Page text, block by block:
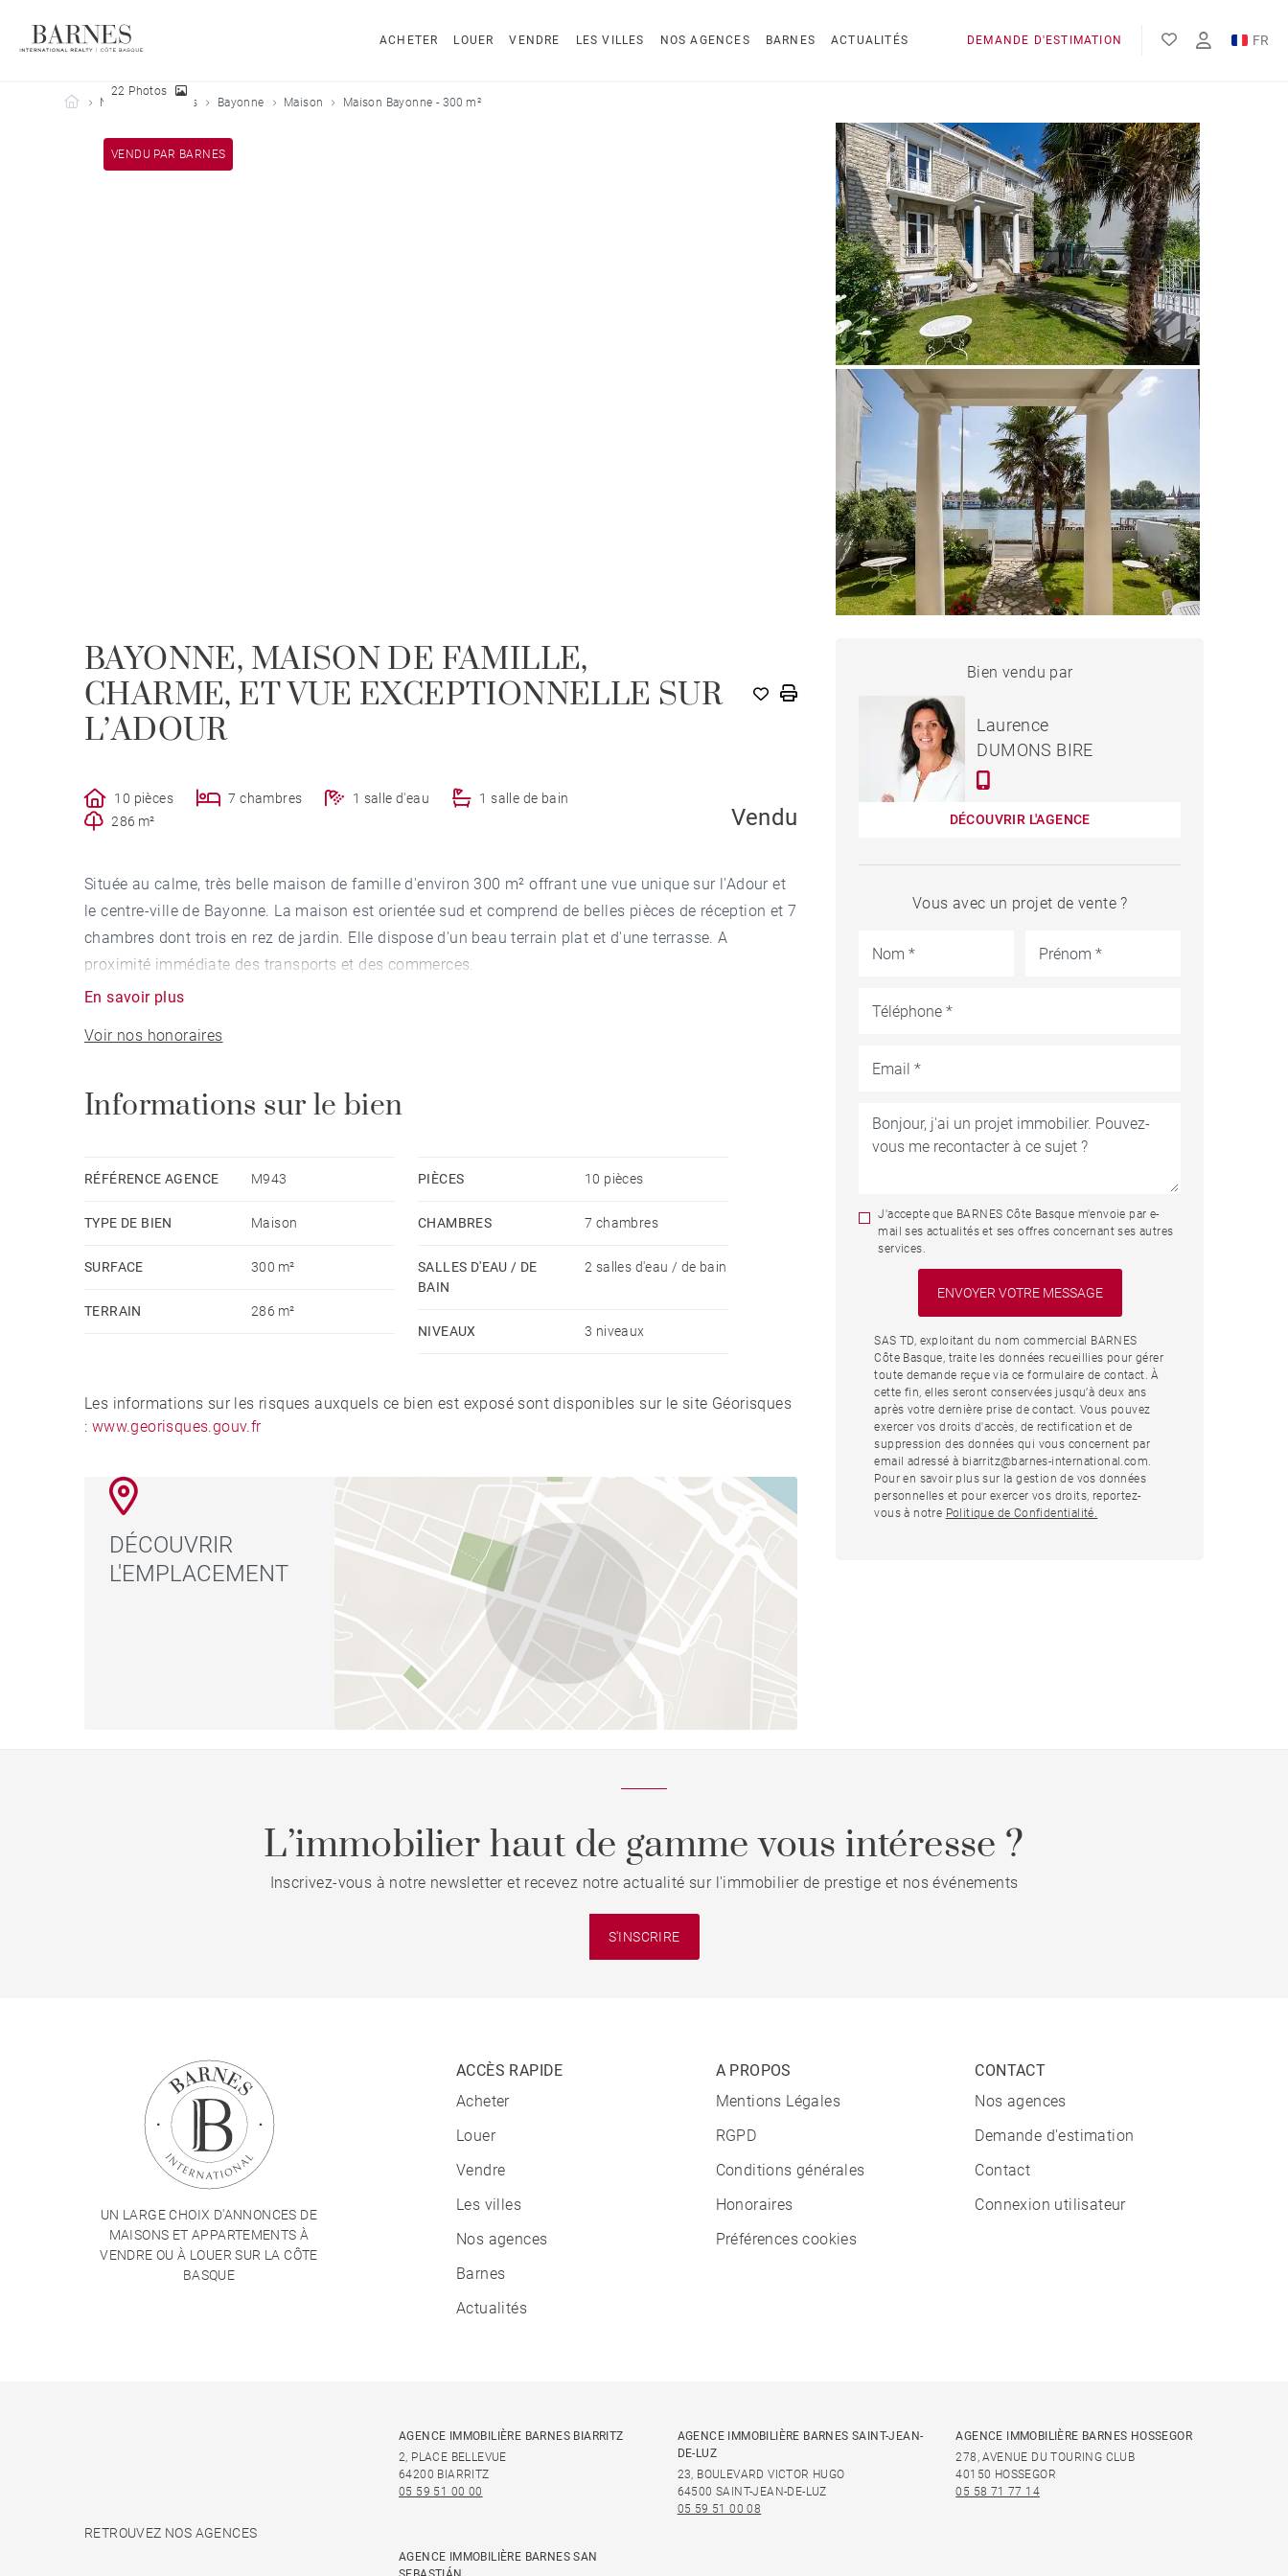
ACHETER LOUER VENDRE LES VILLES NOS AGENCES BARNES ACTUALITÉS DEMANDE D'ESTIMATION FR
EN
Barnes Côte Basque
Nos biens vendus Bayonne Maison Maison Bayonne - 300 m²
VENDU PAR BARNES
22 Photos
BAYONNE, MAISON DE FAMILLE,
CHARME, ET VUE EXCEPTIONNELLE SUR
L’ADOUR
10 pièces 7 chambres 1 salle d'eau
1 salle de bain
286 m²
Vendu
Située au calme, très belle maison de famille d'environ 300 m² offrant une vue unique sur l'Adour et
le centre-ville de Bayonne. La maison est orientée sud et comprend de belles pièces de réception et 7
chambres dont trois en rez de jardin. Elle dispose d'un beau terrain plat et d'une terrasse. A
proximité immédiate des transports et des commerces.
En savoir plus
Voir nos honoraires
Informations sur le bien
RÉFÉRENCE AGENCE M943
TYPE DE BIEN Maison
SURFACE 300 m²
TERRAIN 286 m²
PIÈCES 10 pièces
CHAMBRES 7 chambres
SALLES D'EAU / DE
BAIN
2 salles d'eau / de bain
NIVEAUX 3 niveaux
Les informations sur les risques auxquels ce bien est exposé sont disponibles sur le site Géorisques
: www.georisques.gouv.fr
DÉCOUVRIR
L'EMPLACEMENT
MAISON BAYONNE - 300 M²
Bien vendu par
Laurence
DUMONS BIRE
DÉCOUVRIR L'AGENCE
Vous avec un projet de vente ?
J'accepte que BARNES Côte Basque m'envoie par e-
mail ses actualités et ses offres concernant ses autres
services.
SAS TD, exploitant du nom commercial BARNES
Côte Basque, traite les données recueillies pour gérer
toute demande reçue via ce formulaire de contact. À
cette fin, elles seront conservées jusqu’à deux ans
après votre dernière prise de contact. Vous pouvez
exercer vos droits d'accès, de rectification et de
suppression des données qui vous concernent par
email adressé à biarritz@barnes-international.com.
Pour en savoir plus sur la gestion de vos données
personnelles et pour exercer vos droits, reportez-
vous à notre Politique de Confidentialité.
L’immobilier haut de gamme vous intéresse ?
Inscrivez-vous à notre newsletter et recevez notre actualité sur l'immobilier de prestige et nos événements
S'INSCRIRE
UN LARGE CHOIX D'ANNONCES DE
MAISONS ET APPARTEMENTS À
VENDRE OU À LOUER SUR LA CÔTE
BASQUE
ACCÈS RAPIDE
Acheter
Louer
Vendre
Les villes
Nos agences
Barnes
Actualités
A PROPOS
Mentions Légales
RGPD
Conditions générales
Honoraires
Préférences cookies
CONTACT
Nos agences
Demande d'estimation
Contact
Connexion utilisateur
RETROUVEZ NOS AGENCES
AGENCE IMMOBILIÈRE BARNES BIARRITZ
2, PLACE BELLEVUE
64200 BIARRITZ
05 59 51 00 00
AGENCE IMMOBILIÈRE BARNES SAINT-JEAN-
DE-LUZ
23, BOULEVARD VICTOR HUGO
64500 SAINT-JEAN-DE-LUZ
05 59 51 00 08
AGENCE IMMOBILIÈRE BARNES HOSSEGOR
278, AVENUE DU TOURING CLUB
40150 HOSSEGOR
05 58 71 77 14
AGENCE IMMOBILIÈRE BARNES SAN